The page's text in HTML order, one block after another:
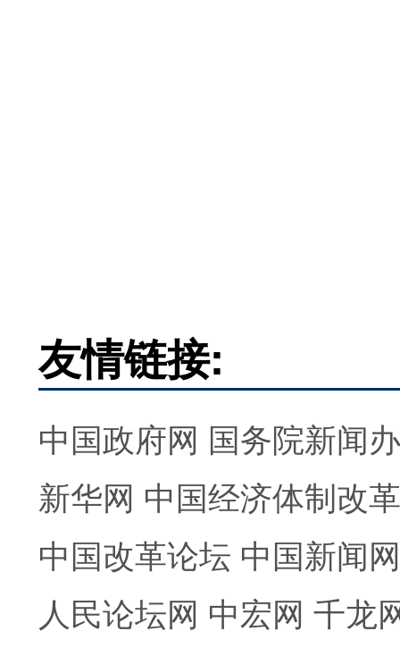
友情链接:
中国政府网 国务院新闻
新华网 中国经济体制改
中国改革论坛 中国新闻网
人民论坛网 中宏网 千龙